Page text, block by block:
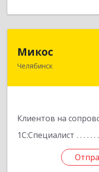
Микос
Челябинск
Клиентов на
1С:Специалист